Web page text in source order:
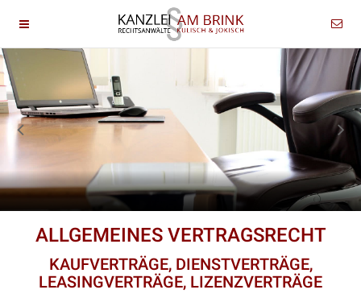
ALLGEMEINES VERTRAGSRECHT
KAUFVERTRÄGE, DIENSTVERTRÄGE,
LEASINGVERTRÄGE, LIZENZVERTRÄGE